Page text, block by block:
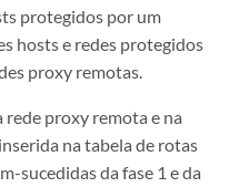
protegidos por um
hosts e redes protegidos
proxy remotas.
rede proxy remota e na
na tabela de rotas
sucedidas da fase 1 e da